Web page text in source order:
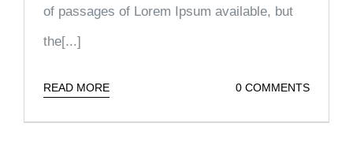
of passages of Lorem Ipsum available, but
the[...]
READ MORE 0 COMMENTS